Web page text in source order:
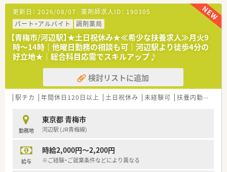
【勤務実態について】
■年間休日は120日以上を確保しており、完全週休2日制の土日
祝休みが大きな魅力です。
■月の平均残業時間は6.8時間と非常に少なく、残業代は1分単位
でしっかり支給されます。
■有給休暇の消化率は86%と高く、協力体制があるため長期休
暇も取得しやすい環境です。
【こんな取り組みをしています】
■ICT事業にも注力しており、LINEなどを活用した業務効率化を
積極的に推進しています。
的なスキルアップを後押しします。
■従業員の働きやすさを第一に考え、残業時間の削減や有給休暇
の取得を会社全体で奨励しています。
更新日： 2026/08/07 薬剤師求人ID： 190305
パート・アルバイト
調剤薬局
【青梅市/河辺駅】★土日祝休み★≪希少な扶養求人≫月火9
時～14時｜他曜日勤務の相談も可｜河辺駅より徒歩4分の
好立地★｜総合科目応需でスキルアップ♪
検討リストに追加
駅チカ 年間休日120日以上 土日祝休み 未経験可 扶養内勤務OK
勤務地
東京都 青梅市
河辺駅 (JR青梅線)
給与
時給2,000円～2,200円
※ご経験・ご就業条件などにより異なる